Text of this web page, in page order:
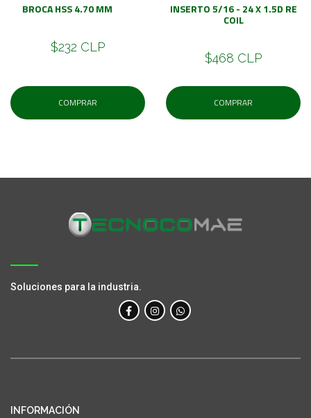
BROCA HSS 4.70 MM
$232 CLP
COMPRAR
INSERTO 5/16 - 24 X 1.5D RE
COIL
$468 CLP
COMPRAR
Soluciones para la industria.
INFORMACIÓN